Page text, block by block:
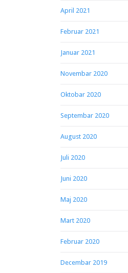
April 2021
Februar 2021
Januar 2021
Novembar 2020
Oktobar 2020
Septembar 2020
August 2020
Juli 2020
Juni 2020
Maj 2020
Mart 2020
Februar 2020
Decembar 2019